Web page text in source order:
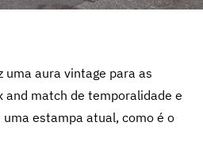
uma aura vintage para as
and match de temporalidade e
estampa atual, como é o